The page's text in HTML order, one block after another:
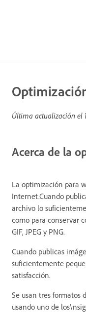
Última actualización el
Acerca de la
La optimización para
Internet.Cuando
archivo lo
como para conservar
GIF, JPEG y PNG.
Cuando publicas
suficientemente
satisfacción.
Se usan tres formatos
usando uno de